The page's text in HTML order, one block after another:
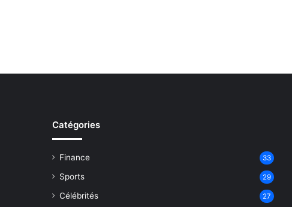
Catégories
Finance 33
Sports 29
Célébrités 27